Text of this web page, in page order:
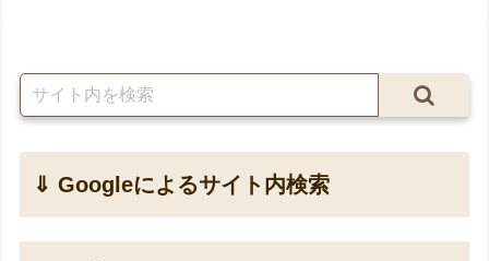
⇓ Googleによるサイト内検索